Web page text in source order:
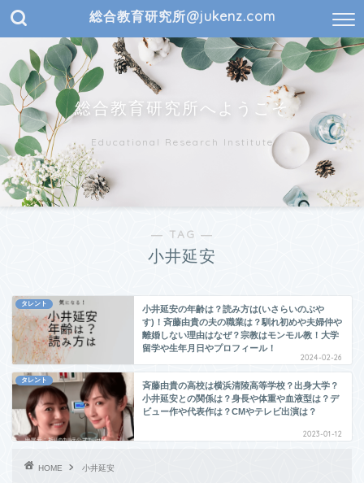
総合教育研究所@jukenz.com
総合教育研究所へようこそ
Educational Research Institute
― TAG ―
小井延安
タレント
小井延安の年齢は？読み方は(いさらいのぶや
す)！斉藤由貴の夫の職業は？馴れ初めや夫婦仲や
離婚しない理由はなぜ？宗教はモンモル教！大学
留学や生年月日やプロフィール！
2024-02-26
タレント
斉藤由貴の高校は横浜清陵高等学校？出身大学？
小井延安との関係は？身長や体重や血液型は？デ
ビュー作や代表作は？CMやテレビ出演は？
2023-01-12
HOME 小井延安